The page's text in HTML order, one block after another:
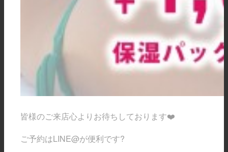
皆様のご来店心よりお待ちしております❤️
ご予約はLINE@が便利です?